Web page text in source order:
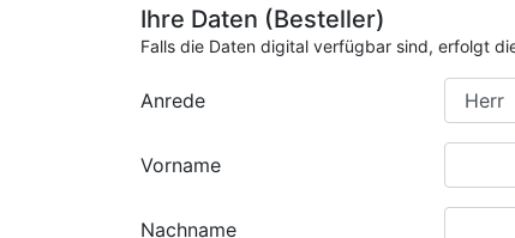
Ihre Daten (Besteller)
Falls die Daten digital verfügbar sind, erfolgt
Anrede
Vorname
Nachname